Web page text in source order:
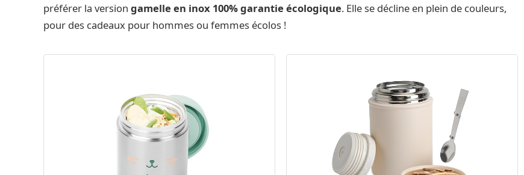
préférer la version gamelle en inox 100% garantie écologique. Elle se décline en plein de couleurs,
pour des cadeaux pour hommes ou femmes écolos !